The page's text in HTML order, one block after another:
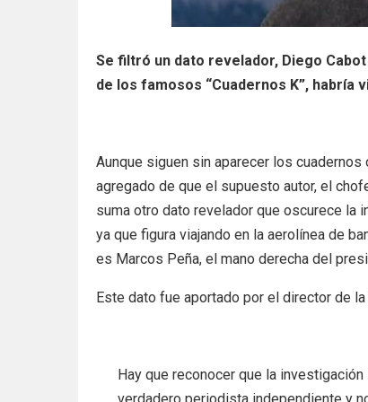
Se filtró un dato revelador, Diego
de los famosos “Cuadernos K”, habría
Aunque siguen sin aparecer los
agregado de que el supuesto autor, el
suma otro dato revelador que oscurece la
ya que figura viajando en la aerolínea de
es Marcos Peña, el mano derecha del
Este dato fue aportado por el director de
Hay que reconocer que la
verdadero periodista independiente y